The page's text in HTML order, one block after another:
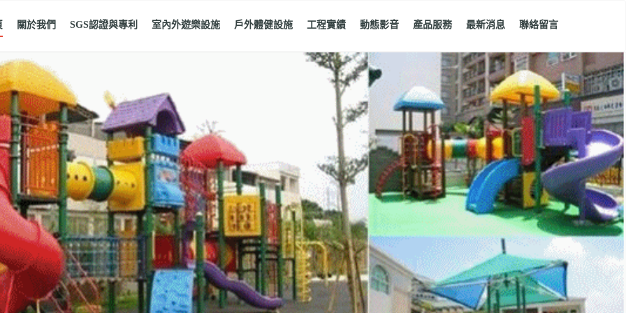
關於我們 SGS認證與專利 室內外遊樂設施 戶外體健設施 工程實績 動態影音 產品服務 最新消息 聯絡留言